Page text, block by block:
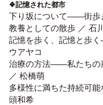
❖記憶された都市
下り坂について――街歩
教養としての散歩 ／ 石
記憶を歩く、記憶と歩
ウアヤコ
治療の方法――私たちの
／ 松橋萌
多様性に満ちた持続可
頭和希